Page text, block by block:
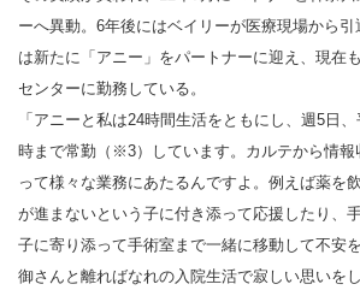
ーへ異動。6年後にはベイリーが医療現場から
は新たに「アニー」をパートナーに迎え、現在
センターに勤務している。
「アニーと私は24時間生活をともにし、週5日
時まで常勤（※3）しています。カルテから情報
って様々な業務にあたるんですよ。例えば薬を
が進まないという子に付き添って応援したり、
子に寄り添って手術室まで一緒に移動して不安
御さんと離ればなれの入院生活で寂しい思いを